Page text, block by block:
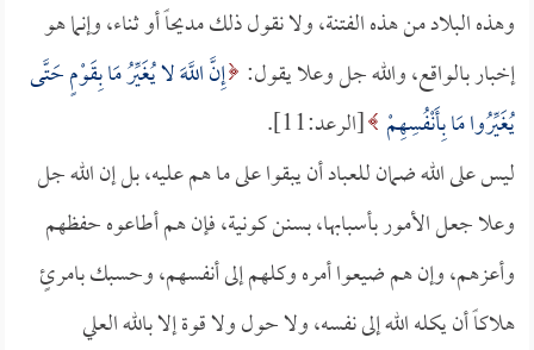
وهذه البلاد من هذه الفتنة، ولا نقول ذلك مديحاً أو ثناء، وإنما هو
إخبار بالواقع، والله جل وعلا يقول: إِنَّ اللَّهَ لا يُغَيِّرُ مَا بِقَوْمٍ حَتَّى
يُغَيِّرُوا مَا بِأَنْفُسِهِمْ [الرعد:11].
ليس على الله ضمان للعباد أن يبقوا على ما هم عليه، بل إن الله جل
وعلا جعل الأمور بأسبابها، بسنن كونية، فإن هم أطاعوه حفظهم
وأعزهم، وإن هم ضيعوا أمره وكلهم إلى أنفسهم، وحسبك بامرئٍ
هلاكاً أن يكله الله إلى نفسه، ولا حول ولا قوة إلا بالله العلي